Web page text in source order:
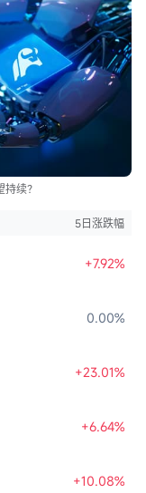
续？
5日涨跌幅
+7.92%
0.00%
+23.01%
+6.64%
+10.08%